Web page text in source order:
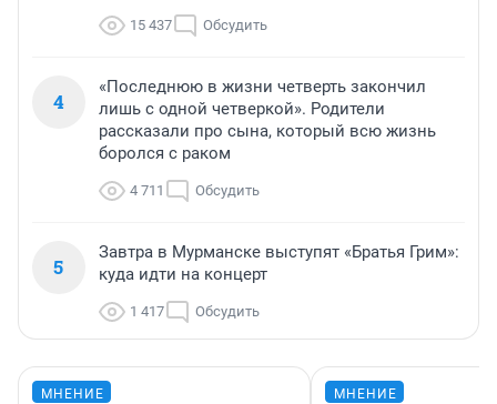
15 437 Обсудить
4
«Последнюю в жизни четверть закончил
лишь с одной четверкой». Родители
рассказали про сына, который всю жизнь
боролся с раком
4 711 Обсудить
5
Завтра в Мурманске выступят «Братья Грим»:
куда идти на концерт
1 417 Обсудить
МНЕНИЕ МНЕНИЕ